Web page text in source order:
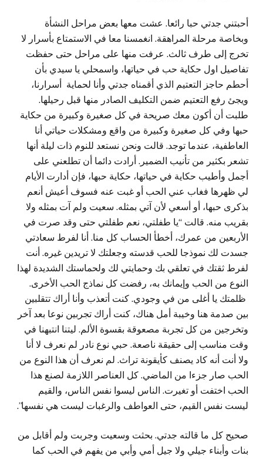
أحبتني جدتي حبا رائعا. عشت معها بعض مراحل النشأة
وبخاصة مرحلة المراهقة. انغمسنا معا في الاستمتاع بأسرار لا
تخرج إلى طرف ثالث. عرفت منها على مراحل حتى حفظت
تفاصيل اول حكاية حب في حياتها، واسمحلي يا سيدي بأن
أحطم حاجز التعتيم الذي أقمناه جدتي وأنا لحماية أسرارنا،
ويجئ رفع التعتيم ضمن التكليف الصادر منها قبل رحيلها.
طلبت أن أكون معك صريحة في كل صغيرة وكبيرة من حكاية
حبها وفي كل صغيرة وكبيرة من واقع ومشكلات حياتي أنا
العاطفية، عندما توجد. قالت ونحن نستعد للنوم ذات ليلة أنها
تشعر بكثير من تأنيب الضمير. أرادت دائما أن تطلعني على
أجمل وأطيب حكاية في حياتها، حكاية حبها، فإن أدارت الأيام
لي ظهرها فغاب عني الحب أو غبت عنه فسوف أعيش أنعم
بذكرى حبها، أو أسعي لأن آتي بمثله. سعيت ولم آت بمثله ولا
بقريب منه. قالت “يا طفلتي، نعم طفلتي حتى وقد صرت في
الأربعين من عمرك، أخطأ الحساب كل منا. أنا لفرط سعادتي
جسدت لك نموذجا للحب قدسته وجعلتك لا تريدين غيره. أنت
لفرط ثقتك في تعلقي بك وحمايتي لك ولحماستك الشديدة لهذا
النوع من الحب وإيمانك به، رفضت كل نماذج الحب الأخرى.
ظلمتك يا أغلى من في وجودي. كنت أتعذب وأنا أراك تتقلبين
بين صدمة هنا وخيبة أمل هناك، كنت أراك تجربين نوعا بعد آخر
وتخرجين من كل تجربة مصعوقة بقسوة الألم. ليتنا انتبهنا في
وقت مناسب إلى حقيقة ناصعة. حبي نوع نادر لم نعرف لا أنا
ولا أنت أنه كاد يصنف كأيقونة تراث. لم نعرف أن هذا النوع من
الحب صار جزءا من الماضي. كل العناصر اللازمة لصنع هذا
الحب اختفت أو تغيرت. الناس ليسوا نفس الناس، والقيم
ليست نفس القيم، حتى العواطف والرغبات ليست هي نفسها”.
صحيح كل ما قالته جدتي. بحثت وسعيت وجربت ولم أقابل من
بنات وأبناء جيلي ولا جيل أمي وأبي من يفهم في الحب كما